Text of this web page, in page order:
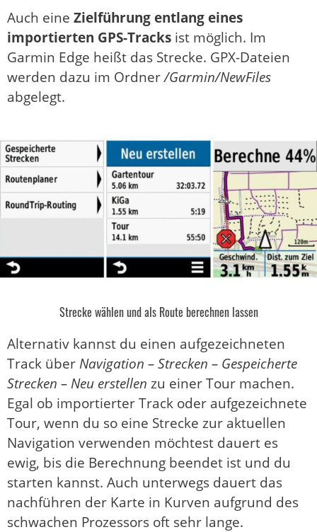
Auch eine Zielführung entlang eines
importierten GPS-Tracks ist möglich. Im
Garmin Edge heißt das Strecke. GPX-Dateien
werden dazu im Ordner/Garmin/NewFiles
abgelegt.
Strecke wählen und als Route berechnen lassen
Alternativ kannst du einen aufgezeichneten
Track über Navigation – Strecken – Gespeicherte
Strecken – Neu erstellen zu einer Tour machen.
Egal ob importierter Track oder aufgezeichnete
Tour, wenn du so eine Strecke zur aktuellen
Navigation verwenden möchtest dauert es
ewig, bis die Berechnung beendet ist und du
starten kannst. Auch unterwegs dauert das
nachführen der Karte in Kurven aufgrund des
schwachen Prozessors oft sehr lange.